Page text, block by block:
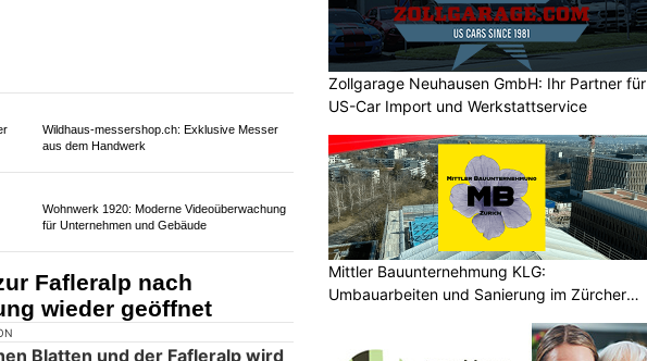
Zollgarage Neuhausen GmbH: Ihr Partner für
US-Car Import und Werkstattservice
Mittler Bauunternehmung KLG:
Umbauarbeiten und Sanierung im Zürcher